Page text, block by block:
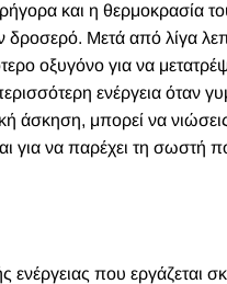
και η θερμοκρασία
Μετά από λίγα
οξυγόνο για να
ενέργεια όταν
άσκηση, μπορεί να
για να παρέχει τη σωστή
που εργάζεται